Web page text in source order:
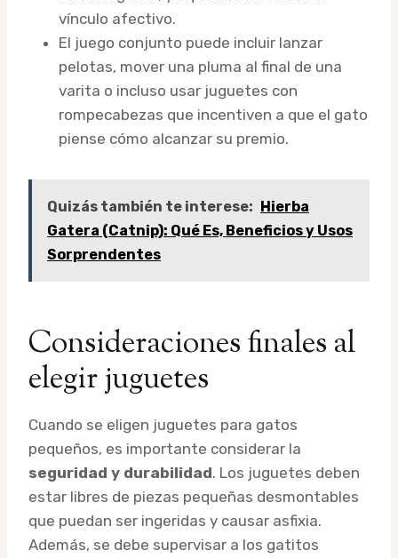
vínculo afectivo.
El juego conjunto puede incluir lanzar
pelotas, mover una pluma al final de una
varita o incluso usar juguetes con
rompecabezas que incentiven a que el gato
piense cómo alcanzar su premio.
Quizás también te interese: Hierba
Gatera (Catnip): Qué Es, Beneficios y Usos
Sorprendentes
Consideraciones finales al
elegir juguetes
Cuando se eligen juguetes para gatos
pequeños, es importante considerar la
seguridad y durabilidad. Los juguetes deben
estar libres de piezas pequeñas desmontables
que puedan ser ingeridas y causar asfixia.
Además, se debe supervisar a los gatitos